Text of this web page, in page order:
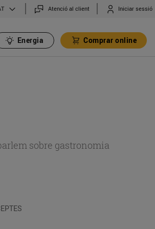
Atenció al client Iniciar sessió
Energia Comprar online
sobre gastronomia